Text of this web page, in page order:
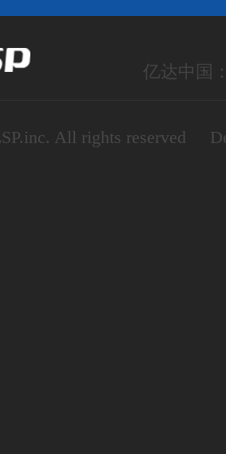
亿达中国
All rights reserved